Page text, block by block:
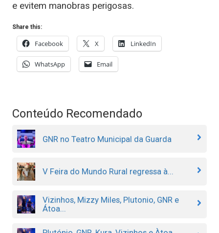
e evitem manobras perigosas.
Share this:
Facebook X LinkedIn
WhatsApp Email
Conteúdo Recomendado
GNR no Teatro Municipal da Guarda
V Feira do Mundo Rural regressa à...
Vizinhos, Mizzy Miles, Plutonio, GNR e
Átoa...